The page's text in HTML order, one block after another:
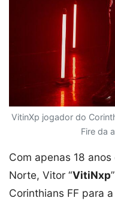
VitinXp jogador do
Fire da
Com apenas 18
Norte, Vitor “VitiNxp
Corinthians FF para